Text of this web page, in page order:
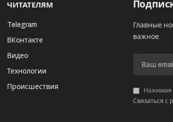
ЧИТАТЕЛЯМ
Telegram
ВКонтакте
Видео
Технологии
Происшествия
Главные
важное.
Нажимая
Связаться с